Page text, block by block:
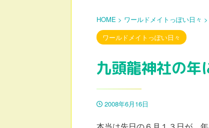
HOME > ワールドメイトっぽい日々 >
ワールドメイトっぽい日々
九頭龍神社の年
2008年6月16日